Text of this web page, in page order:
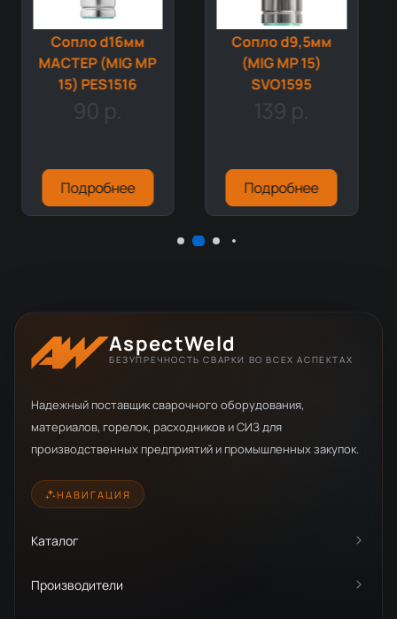
Сопло d16мм
МАСТЕР (MIG MP
15) PES1516
90 р.
Подробнее
Сопло d9,5мм
(MIG MP 15)
SVO1595
139 р.
Подробнее
AspectWeld
БЕЗУПРЕЧНОСТЬ СВАРКИ ВО ВСЕХ АСПЕКТАХ
Надежный поставщик сварочного оборудования,
материалов, горелок, расходников и СИЗ для
производственных предприятий и промышленных закупок.
НАВИГАЦИЯ
Каталог
Производители